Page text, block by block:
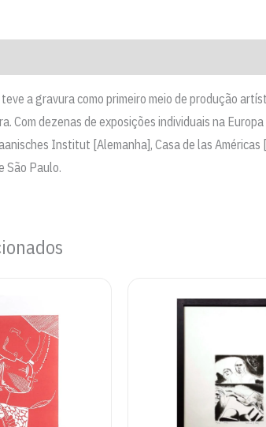
a gravura como primeiro meio de produção
Com dezenas de exposições individuais na
Institut [Alemanha], Casa de las
São Paulo.